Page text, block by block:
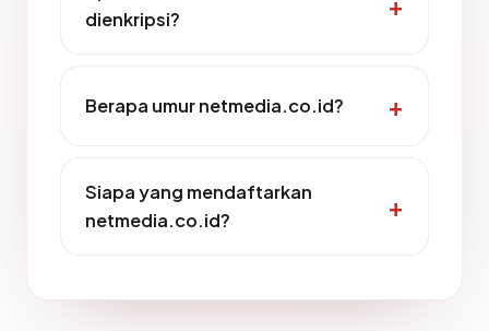
dienkripsi?
Berapa umur netmedia.co.id?
Siapa yang mendaftarkan
netmedia.co.id?